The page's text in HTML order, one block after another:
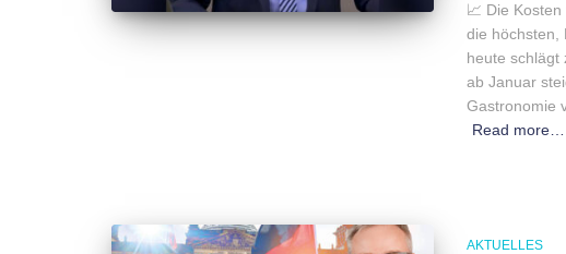
📈 Die
die höchsten,
heute schlägt
ab Januar
Gastronomie
Read more…
AKTUELLES